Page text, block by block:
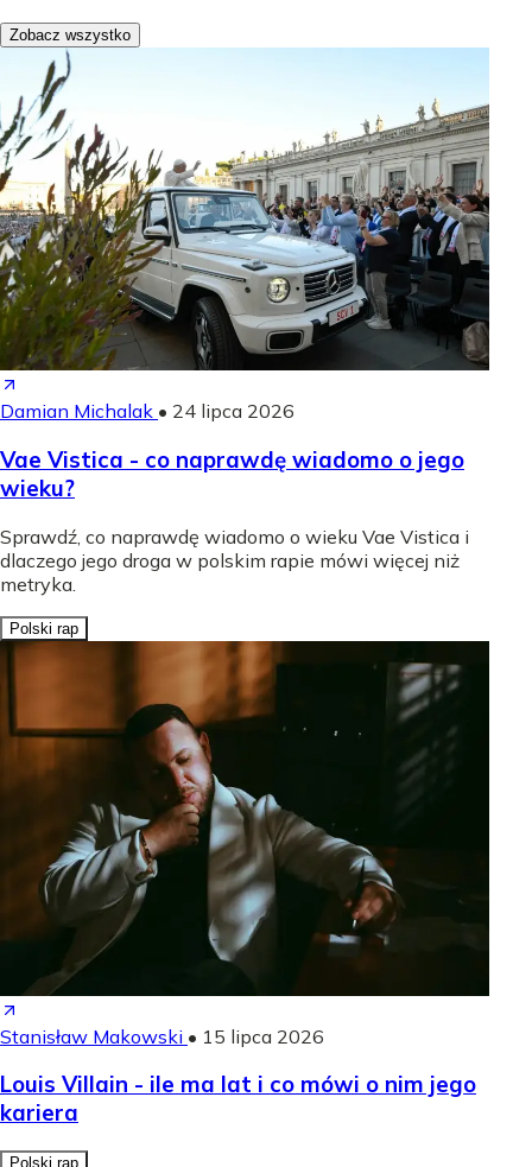
Zobacz wszystko
Damian Michalak • 24 lipca 2026
Vae Vistica - co naprawdę wiadomo o jego
wieku?
Sprawdź, co naprawdę wiadomo o wieku Vae Vistica i
dlaczego jego droga w polskim rapie mówi więcej niż
metryka.
Polski rap
Stanisław Makowski • 15 lipca 2026
Louis Villain - ile ma lat i co mówi o nim jego
kariera
Polski rap